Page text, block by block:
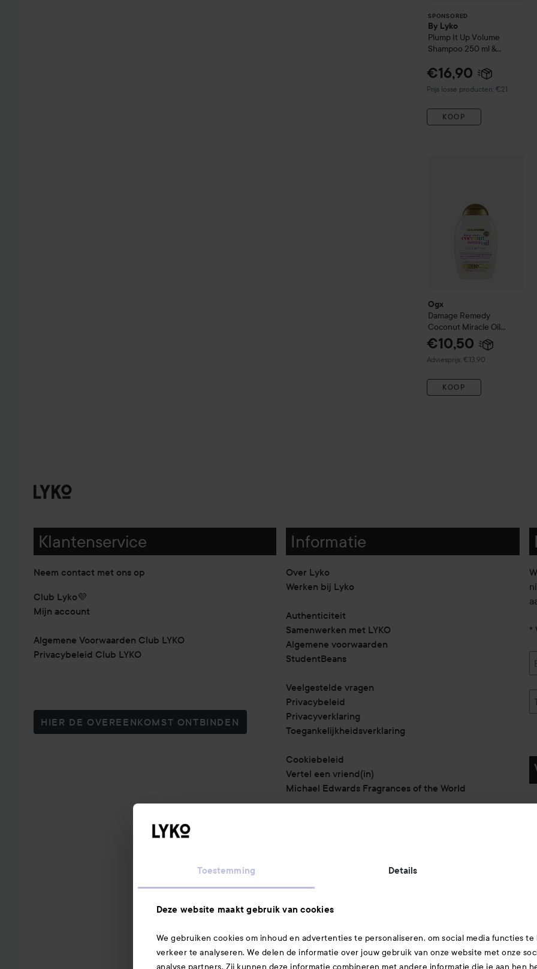
Toestemming Details
Deze website maakt gebruik van cookies
We gebruiken cookies om inhoud en advertenties te personaliseren, om social media functies
verkeer te analyseren. We delen de informatie over jouw gebruik van onze website met onze
analyse partners. Zij kunnen deze informatie combineren met andere informatie die je aan hen
SPONSORED
By Lyko
Plump It UpVolume
Shampoo 250 ml &
€16,90
Prijs losse producten: €21
KOOP
Ogx
Damage Remedy
Coconut Miracle Oil
Shampoo 385 ml
€10,50
Adviesprijs: €13,90
Aanbevolen prijs €13,90
KOOP
Klantenservice
Neem contact met ons op
Club Lyko💜
Mijn account
Algemene Voorwaarden Club LYKO
Privacybeleid Club LYKO
HIER DE OVEREENKOMST ONTBINDEN
Informatie
Over Lyko
Werken bij Lyko
Authenticiteit
Samenwerken met LYKO
Algemene voorwaarden
StudentBeans
Veelgestelde vragen
Privacybeleid
Privacyverklaring
Toegankelijkheidsverklaring
Cookiebeleid
Vertel een vriend(in)
Michael Edwards Fragrances of the World
Verzendmethoden:
Gecertificeerde veiligheid:
*